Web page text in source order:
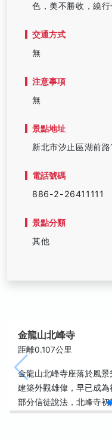
色，美不勝收，繞行
交通方式
無
注意事項
無
景點地址
新北市汐止區湖前
電話號碼
886-2-26411111
景點分類
其他
金龍山北峰寺
距離0.107公里
金龍山北峰寺座落於風
建築外觀雄偉，早已成
部分信徒說法，北峰寺